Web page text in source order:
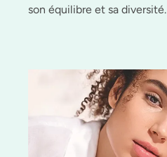
son équilibre et sa diversité.